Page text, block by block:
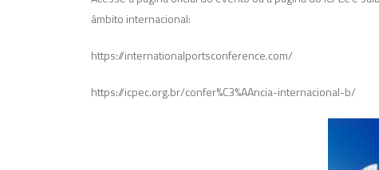
âmbito internacional:
https://internationalportsconference.com/
https://icpec.org.br/confer%C3%AAncia-internacional-b/